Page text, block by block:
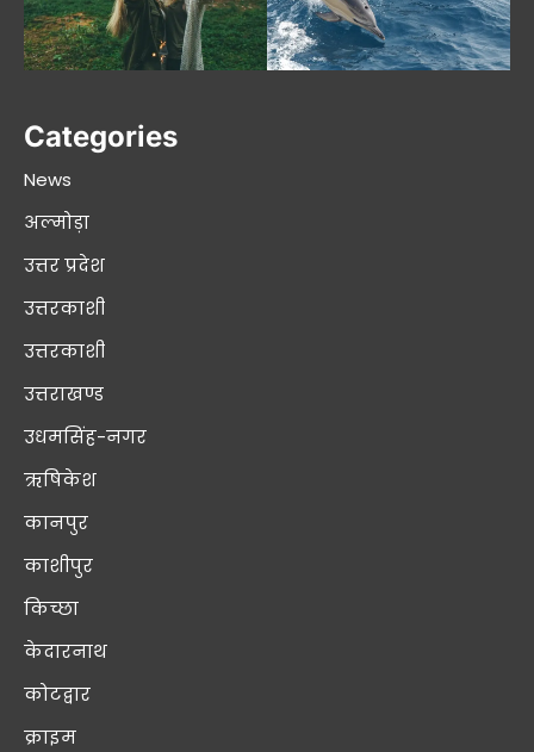
Categories
News
अल्मोड़ा
उत्तर प्रदेश
उत्तरकाशी
उत्तरकाशी
उत्तराखण्ड
उधमसिंह-नगर
ऋषिकेश
कानपुर
काशीपुर
किच्छा
केदारनाथ
कोटद्वार
क्राइम